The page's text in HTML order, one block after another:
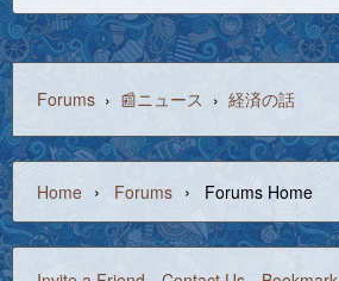
Forums › 📰ニュース › 経済の話
Home › Forums › Forums Home